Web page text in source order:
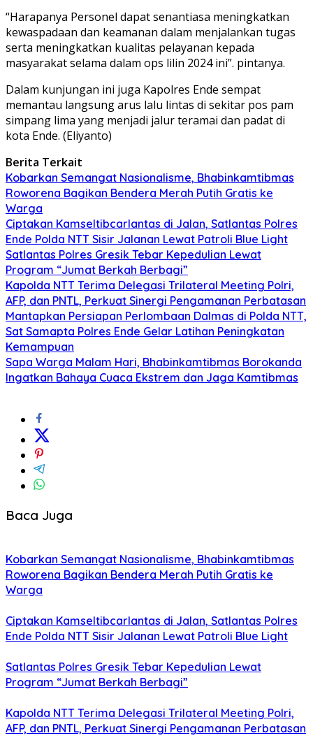
“Harapanya Personel dapat senantiasa meningkatkan
kewaspadaan dan keamanan dalam menjalankan tugas
serta meningkatkan kualitas pelayanan kepada
masyarakat selama dalam ops lilin 2024 ini”. pintanya.
Dalam kunjungan ini juga Kapolres Ende sempat
memantau langsung arus lalu lintas di sekitar pos pam
simpang lima yang menjadi jalur teramai dan padat di
kota Ende. (Eliyanto)
Berita Terkait
Kobarkan Semangat Nasionalisme, Bhabinkamtibmas
Roworena Bagikan Bendera Merah Putih Gratis ke
Warga
Ciptakan Kamseltibcarlantas di Jalan, Satlantas Polres
Ende Polda NTT Sisir Jalanan Lewat Patroli Blue Light
Satlantas Polres Gresik Tebar Kepedulian Lewat
Program “Jumat Berkah Berbagi”
Kapolda NTT Terima Delegasi Trilateral Meeting Polri,
AFP, dan PNTL, Perkuat Sinergi Pengamanan Perbatasan
Mantapkan Persiapan Perlombaan Dalmas di Polda NTT,
Sat Samapta Polres Ende Gelar Latihan Peningkatan
Kemampuan
Sapa Warga Malam Hari, Bhabinkamtibmas Borokanda
Ingatkan Bahaya Cuaca Ekstrem dan Jaga Kamtibmas
Baca Juga
Kobarkan Semangat Nasionalisme, Bhabinkamtibmas
Roworena Bagikan Bendera Merah Putih Gratis ke
Warga
Ciptakan Kamseltibcarlantas di Jalan, Satlantas Polres
Ende Polda NTT Sisir Jalanan Lewat Patroli Blue Light
Satlantas Polres Gresik Tebar Kepedulian Lewat
Program “Jumat Berkah Berbagi”
Kapolda NTT Terima Delegasi Trilateral Meeting Polri,
AFP, dan PNTL, Perkuat Sinergi Pengamanan Perbatasan